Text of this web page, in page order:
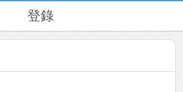
登錄